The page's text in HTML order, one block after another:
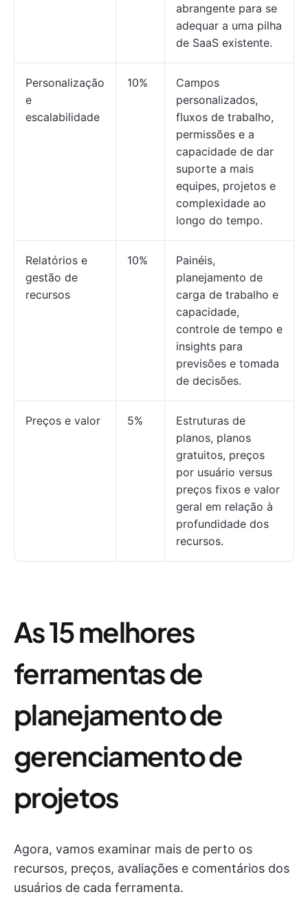
abrangente para se
adequar a uma pilha
de SaaS existente.
Personalização
e
escalabilidade
10%
Campos
personalizados,
fluxos de trabalho,
permissões e a
capacidade de dar
suporte a mais
equipes, projetos e
complexidade ao
longo do tempo.
Relatórios e
gestão de
recursos
10%
Painéis,
planejamento de
carga de trabalho e
capacidade,
controle de tempo e
insights para
previsões e tomada
de decisões.
Preços e valor 5%
Estruturas de
planos, planos
gratuitos, preços
por usuário versus
preços fixos e valor
geral em relação à
profundidade dos
recursos.
As 15 melhores
ferramentas de
planejamento de
gerenciamento de
projetos
Agora, vamos examinar mais de perto os
recursos, preços, avaliações e comentários dos
usuários de cada ferramenta.